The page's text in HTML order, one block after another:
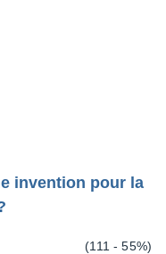
invention pour la
(111 - 55%)